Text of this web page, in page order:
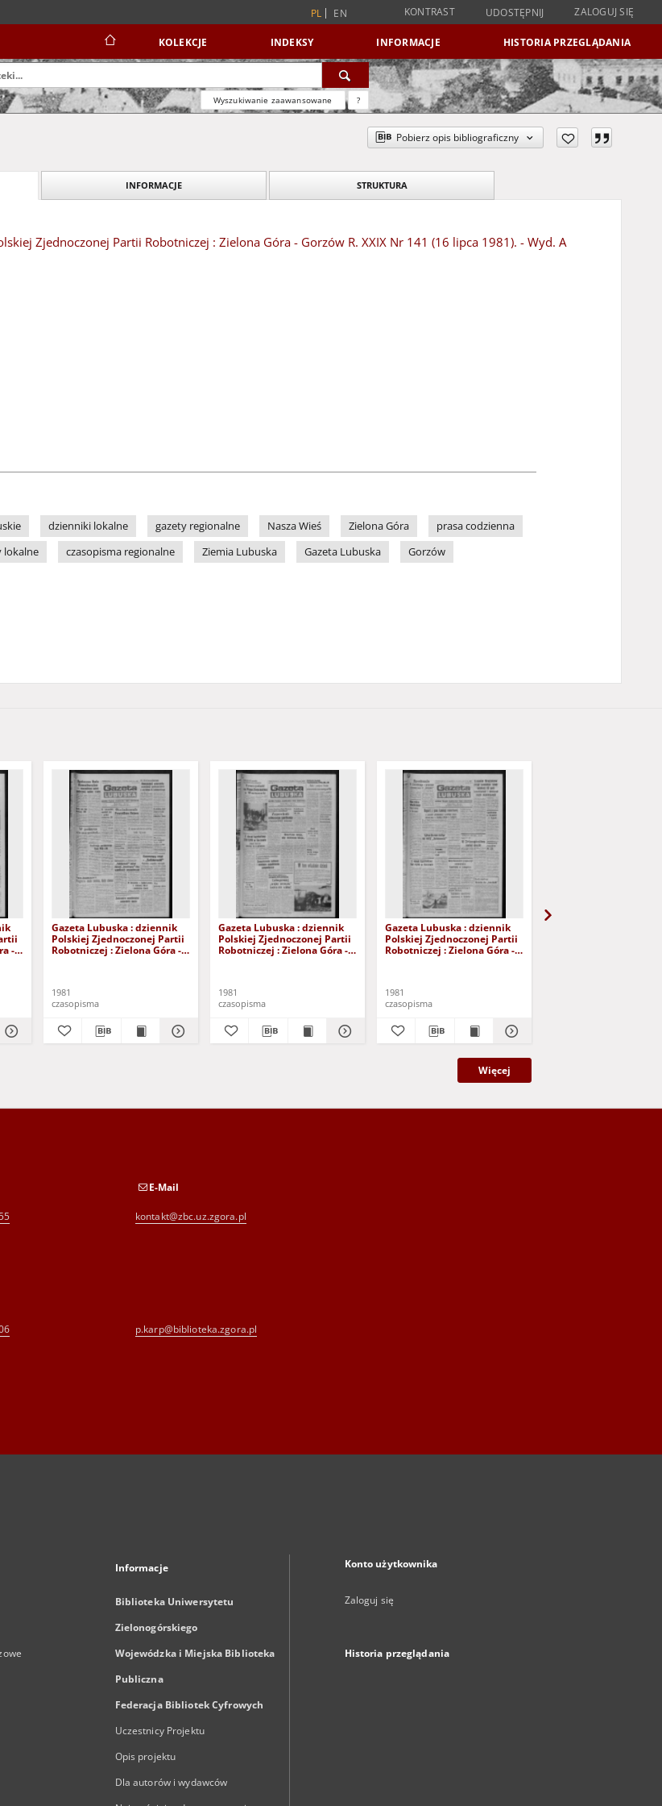
PL EN KONTRAST UDOSTĘPNIJ ZALOGUJ SIĘ
KOLEKCJE INDEKSY INFORMACJE HISTORIA PRZEGLĄDANIA
Wyszukiwanie zaawansowane ?
Pobierz opis bibliograficzny
INFORMACJE STRUKTURA
Zjednoczonej Partii Robotniczej : Zielona Góra - Gorzów R. XXIX Nr 141 (16 lipca 1981). - Wyd. A
dzienniki lokalne gazety regionalne Nasza Wieś Zielona Góra
prasa codzienna
lokalne czasopisma regionalne Ziemia Lubuska Gazeta Lubuska
Gorzów
-
Gazeta Lubuska : dziennik
Polskiej Zjednoczonej Partii
Robotniczej : Zielona Góra -
1981
czasopisma
Gazeta Lubuska : dziennik
Polskiej Zjednoczonej Partii
Robotniczej : Zielona Góra -
1981
czasopisma
Gazeta Lubuska : dziennik
Polskiej Zjednoczonej Partii
Robotniczej : Zielona Góra -
1981
czasopisma
Więcej
E-Mail
kontakt@zbc.uz.zgora.pl
p.karp@biblioteka.zgora.pl
Informacje
Biblioteka Uniwersytetu
Zielonogórskiego
Wojewódzka i Miejska Biblioteka
Publiczna
Federacja Bibliotek Cyfrowych
Uczestnicy Projektu
Opis projektu
Dla autorów i wydawców
Konto użytkownika
Zaloguj się
Historia przeglądania